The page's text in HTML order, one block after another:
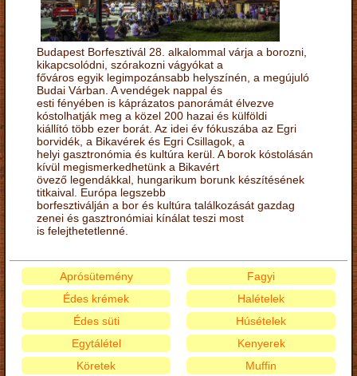
Budapest Borfesztivál 28. alkalommal várja a borozni,
kikapcsolódni, szórakozni vágyókat a
főváros egyik legimpozánsabb helyszínén, a megújuló
Budai Várban. A vendégek nappal és
esti fényében is káprázatos panorámát élvezve
kóstolhatják meg a közel 200 hazai és külföldi
kiállító több ezer borát. Az idei év fókuszába az Egri
borvidék, a Bikavérek és Egri Csillagok, a
helyi gasztronómia és kultúra kerül. A borok kóstolásán
kívül megismerkedhetünk a Bikavért
övező legendákkal, hungarikum borunk készítésének
titkaival. Európa legszebb
borfesztiválján a bor és kultúra találkozását gazdag
zenei és gasztronómiai kínálat teszi most
is felejthetetlenné.
Aprósütemény
Édes krémek
Édes süti
Egytálétel
Fagyi
Halételek
Húsételek
Kenyerek
Köretek
Muffin